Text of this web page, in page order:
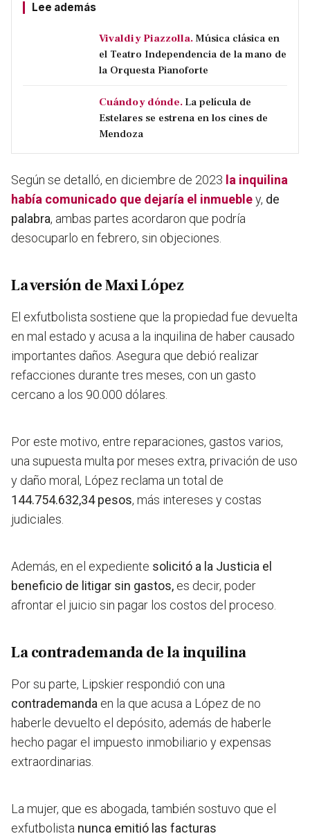
Lee además
Vivaldi y Piazzolla. Música clásica en
el Teatro Independencia de la mano de
la Orquesta Pianoforte
Cuándo y dónde. La película de
Estelares se estrena en los cines de
Mendoza
Según se detalló, en diciembre de 2023 la inquilina
había comunicado que dejaría el inmuebley, de
palabra, ambas partes acordaron que podría
desocuparlo en febrero, sin objeciones.
La versión de Maxi López
El exfutbolista sostiene que la propiedad fue devuelta
en mal estado y acusa a la inquilina de haber causado
importantes daños. Asegura que debió realizar
refacciones durante tres meses, con un gasto
cercano a los 90.000 dólares.
Por este motivo, entre reparaciones, gastos varios,
una supuesta multa por meses extra, privación de uso
y daño moral, López reclama un total de
144.754.632,34 pesos, más intereses y costas
judiciales.
Además, en el expediente solicitó a la Justicia el
beneficio de litigar sin gastos, es decir, poder
afrontar el juicio sin pagar los costos del proceso.
La contrademanda de la inquilina
Por su parte, Lipskier respondió con una
contrademanda en la que acusa a López de no
haberle devuelto el depósito, además de haberle
hecho pagar el impuesto inmobiliario y expensas
extraordinarias.
La mujer, que es abogada, también sostuvo que el
exfutbolista nunca emitió las facturas